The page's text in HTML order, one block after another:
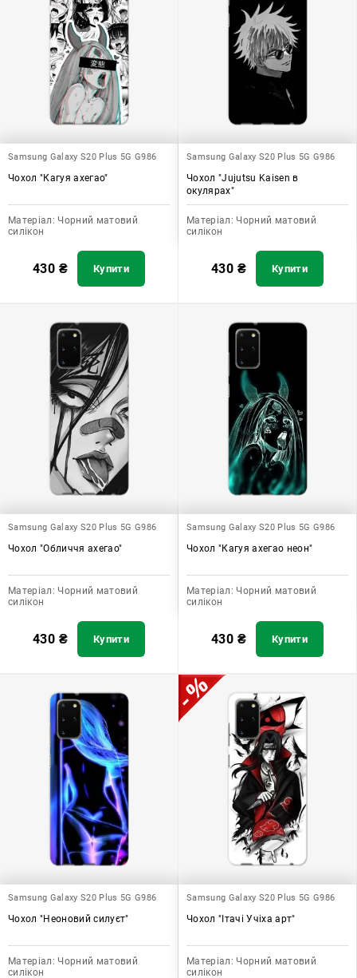
Samsung Galaxy S20 Plus 5G G986
Чохол "Кагуя ахегао"
Матеріал: Чорний матовий
силікон
430 ₴ Купити
Samsung Galaxy S20 Plus 5G G986
Чохол "Jujutsu Kaisen в
окулярах"
Матеріал: Чорний матовий
силікон
430 ₴ Купити
Samsung Galaxy S20 Plus 5G G986
Чохол "Обличчя ахегао"
Матеріал: Чорний матовий
силікон
430 ₴ Купити
Samsung Galaxy S20 Plus 5G G986
Чохол "Кагуя ахегао неон"
Матеріал: Чорний матовий
силікон
430 ₴ Купити
Samsung Galaxy S20 Plus 5G G986
Чохол "Неоновий силуєт"
Матеріал: Чорний матовий
силікон
Samsung Galaxy S20 Plus 5G G986
Чохол "Ітачі Учіха арт"
Матеріал: Чорний матовий
силікон